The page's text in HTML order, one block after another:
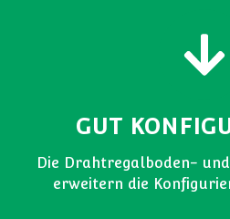
GUT
Die Drahtregalboden-
erweitern die